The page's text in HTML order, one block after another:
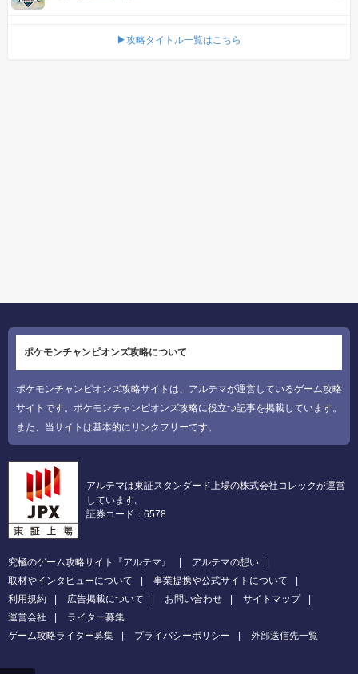
▶攻略タイトル一覧はこちら
ポケモンチャンピオンズ攻略について
ポケモンチャンピオンズ攻略サイトは、アルテマが運営しているゲーム攻略
サイトです。ポケモンチャンピオンズ攻略に役立つ記事を掲載しています。
また、当サイトは基本的にリンクフリーです。
アルテマは東証スタンダード上場の株式会社コレックが運営
しています。
証券コード：6578
究極のゲーム攻略サイト『アルテマ』
アルテマの想い
取材やインタビューについて
事業提携や公式サイトについて
利用規約
広告掲載について お問い合わせ
サイトマップ
運営会社
ライター募集
ゲーム攻略ライター募集
プライバシーポリシー 外部送信先一覧